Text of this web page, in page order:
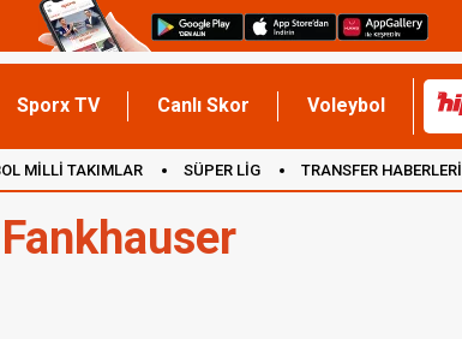
Sporx TV Canlı Skor Voleybol
MİLLİ TAKIMLAR SÜPER LİG TRANSFER HABERLERİ